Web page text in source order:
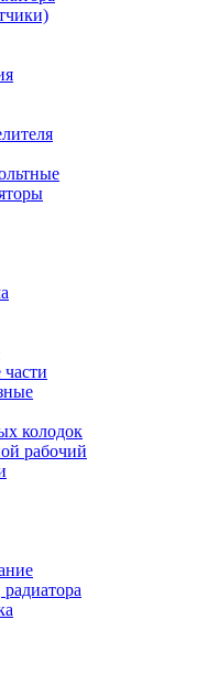
колодок
рабочий